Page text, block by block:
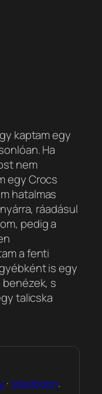
kaptam egy
Ha
nem
egy Crocs
hatalmas
ráadásul
pedig a
a fenti
is egy
s
talicska
· Mastodon.